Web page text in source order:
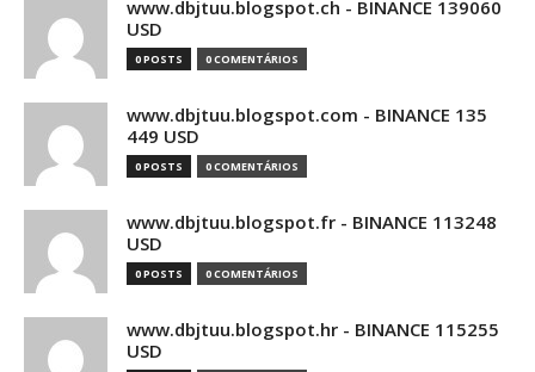
www.dbjtuu.blogspot.ch - BINANCE 139060
USD
0 POSTS 0 COMENTÁRIOS
www.dbjtuu.blogspot.com - BINANCE 135
449 USD
0 POSTS 0 COMENTÁRIOS
www.dbjtuu.blogspot.fr - BINANCE 113248
USD
0 POSTS 0 COMENTÁRIOS
www.dbjtuu.blogspot.hr - BINANCE 115255
USD